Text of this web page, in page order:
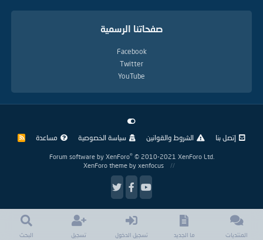
صفحاتنا الرسمية
Facebook
Twitter
YouTube
إتصل بنا الشروط والقوانين سياسة الخصوصية مساعدة
R
Forum software by XenForo® © 2010-2021 XenForo Ltd.
XenForo theme by xenfocus
المنتديات ما الجديد تسجيل الدخول تسجيل البحث